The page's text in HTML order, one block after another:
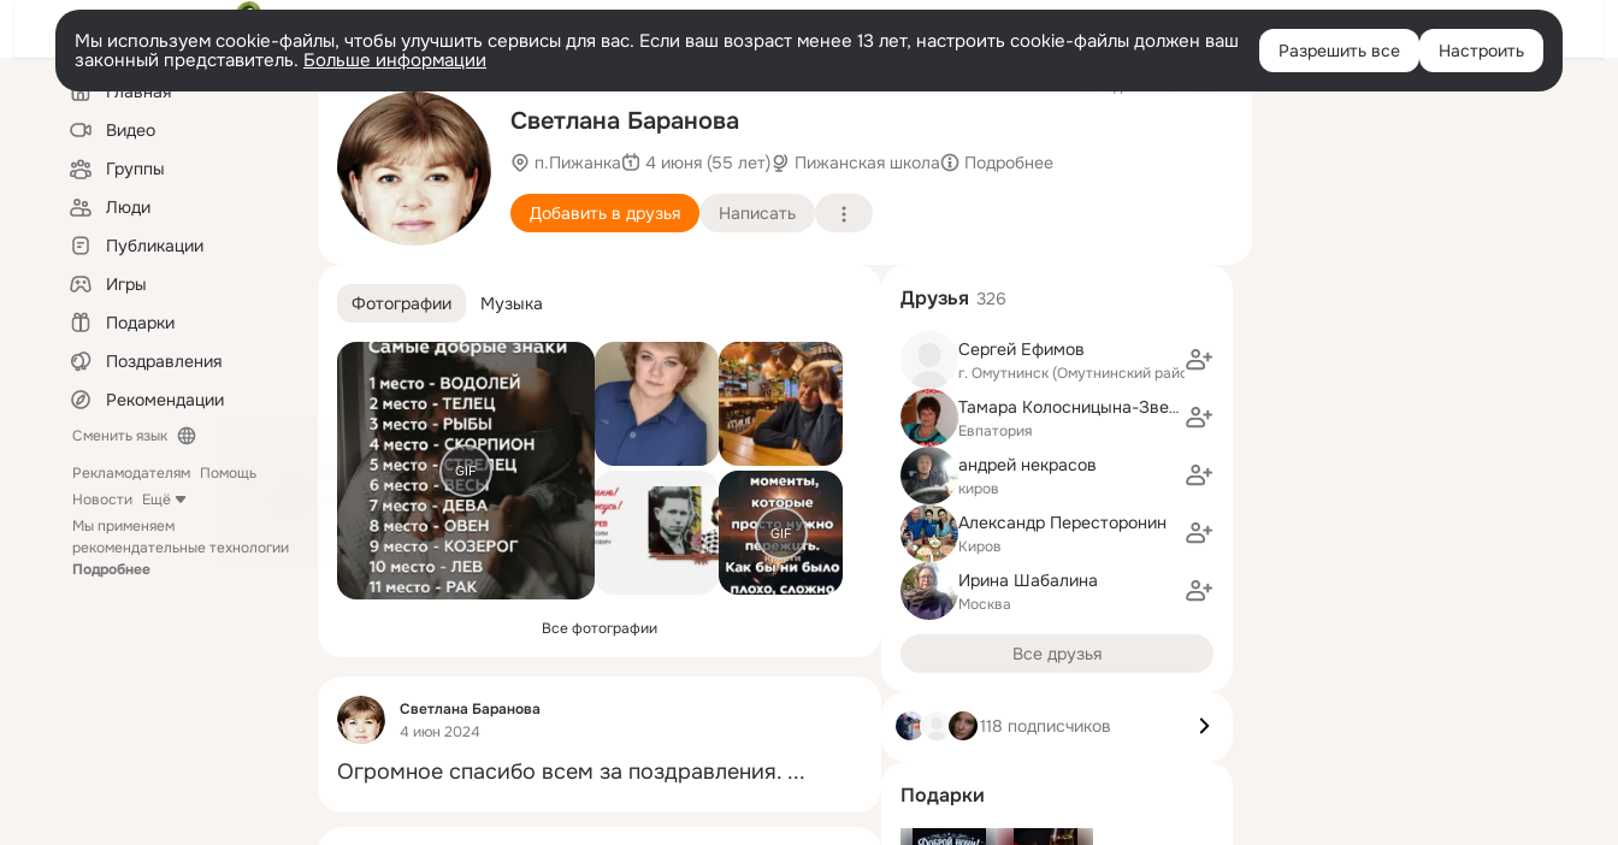
Войти
Мы используем cookie-файлы, чтобы улучшить сервисы для вас. Если ваш возраст менее 13 лет, настроить cookie-файлы должен ваш
законный представитель. Больше информации Разрешить все Настроить
Левая
колонкаГлавная
Видео
Группы
Люди
Публикации
Игры
Подарки
Поздравления
Рекомендации
Сменить язык
Рекламодателям Помощь
Новости Ещё
Мы применяем
рекомендательные технологии
Подробнее
Светлана Баранова
п.Пижанка 4 июня (55 лет) Пижанская школа Подробнее
Добавить в друзья Написать
Фотографии Музыка
GIF
GIF
Все фотографии
Фид
Светлана Баранова
4 июн 2024
Огромное спасибо всем за поздравления. ...
Друзья 326
Сергей Ефимов
г. Омутнинск (Омутнинский район)
Тамара Колосницына-Звездогляд
Евпатория
андрей некрасов
киров
Александр Пересторонин
Киров
Ирина Шабалина
Москва
Все друзья
118 подписчиков
Подарки